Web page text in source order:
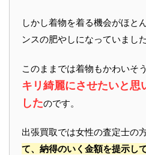
しかし着物を着る機会がほと
ンスの肥やしになっていました
このままでは着物もかわいそ
キリ綺麗にさせたいと思
したのです。
出張買取では女性の査定士の
て、納得のいく金額を提示し